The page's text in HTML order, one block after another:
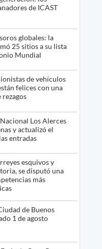
de ICAST
globales: la
25 sitios a su lista
Mundial
de vehículos
felices con una
rezagos
Los Alerces
y actualizó el
entradas
esquivos y
se disputó una
más
de Buenos
1 de agosto